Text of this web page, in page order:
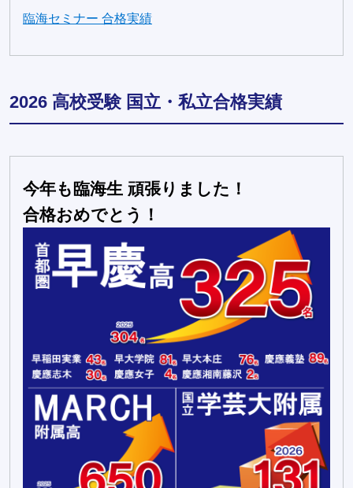
臨海セミナー 合格実績
2026 高校受験 国立・私立合格実績
今年も臨海生 頑張りました！
合格おめでとう！